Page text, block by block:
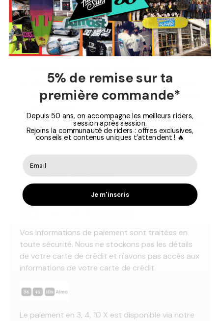
soignée
Sérigraphie douce au toucher :Un design
visuel subtil et agréable à porter
Étiquette intérieure sérigraphiée :Pour un
Collaboration exclusive :Créé avec Fergus
Purcell, artiste renommé pour ses illustrations
Légèreté :Poids de 190g, parfait pour un port
quotidien sans compromis sur le confort
Paiement Sécurisé
Vos informations de paiement sont traitées en
toute sécurité. Nous ne stockons pas les détails
de votre carte de crédit et n'avons pas accès aux
informations de votre carte de crédit.
Le paiement en 3, 4, 10 X est disponible via notre
5% de remise sur ta
première commande*
Depuis 50 ans, on accompagne les meilleurs riders,
session après session.
Rejoins la communauté de riders : offres exclusives,
conseils et contenus uniques t’attendent ! 🔥
Je m'inscris